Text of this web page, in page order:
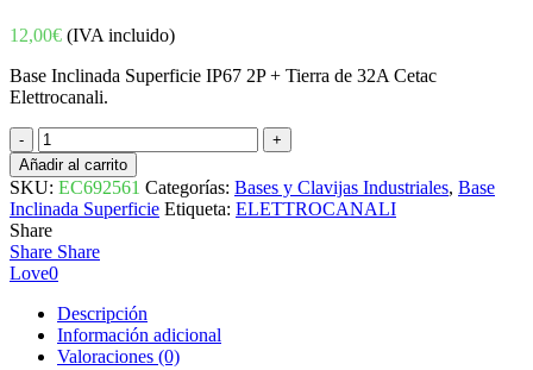
12,00€ (IVA incluido)
Base Inclinada Superficie IP67 2P + Tierra de 32A Cetac
Elettrocanali.
BASE
INCLINADA
SUPERFICIE
IP67
220V
2
POLOS
+
TIERRA
32A
cantidad
Añadir al carrito
SKU: EC692561 Categorías: Bases y Clavijas Industriales, Base
Inclinada Superficie Etiqueta: ELETTROCANALI
Share
Share Share
Love0
Descripción
Información adicional
Valoraciones (0)